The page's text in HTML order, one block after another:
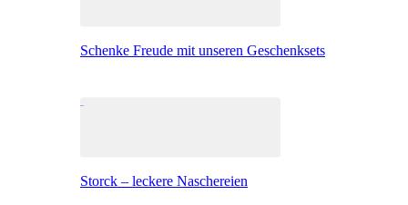
Schenke Freude mit unseren Geschenksets
Storck – leckere Naschereien